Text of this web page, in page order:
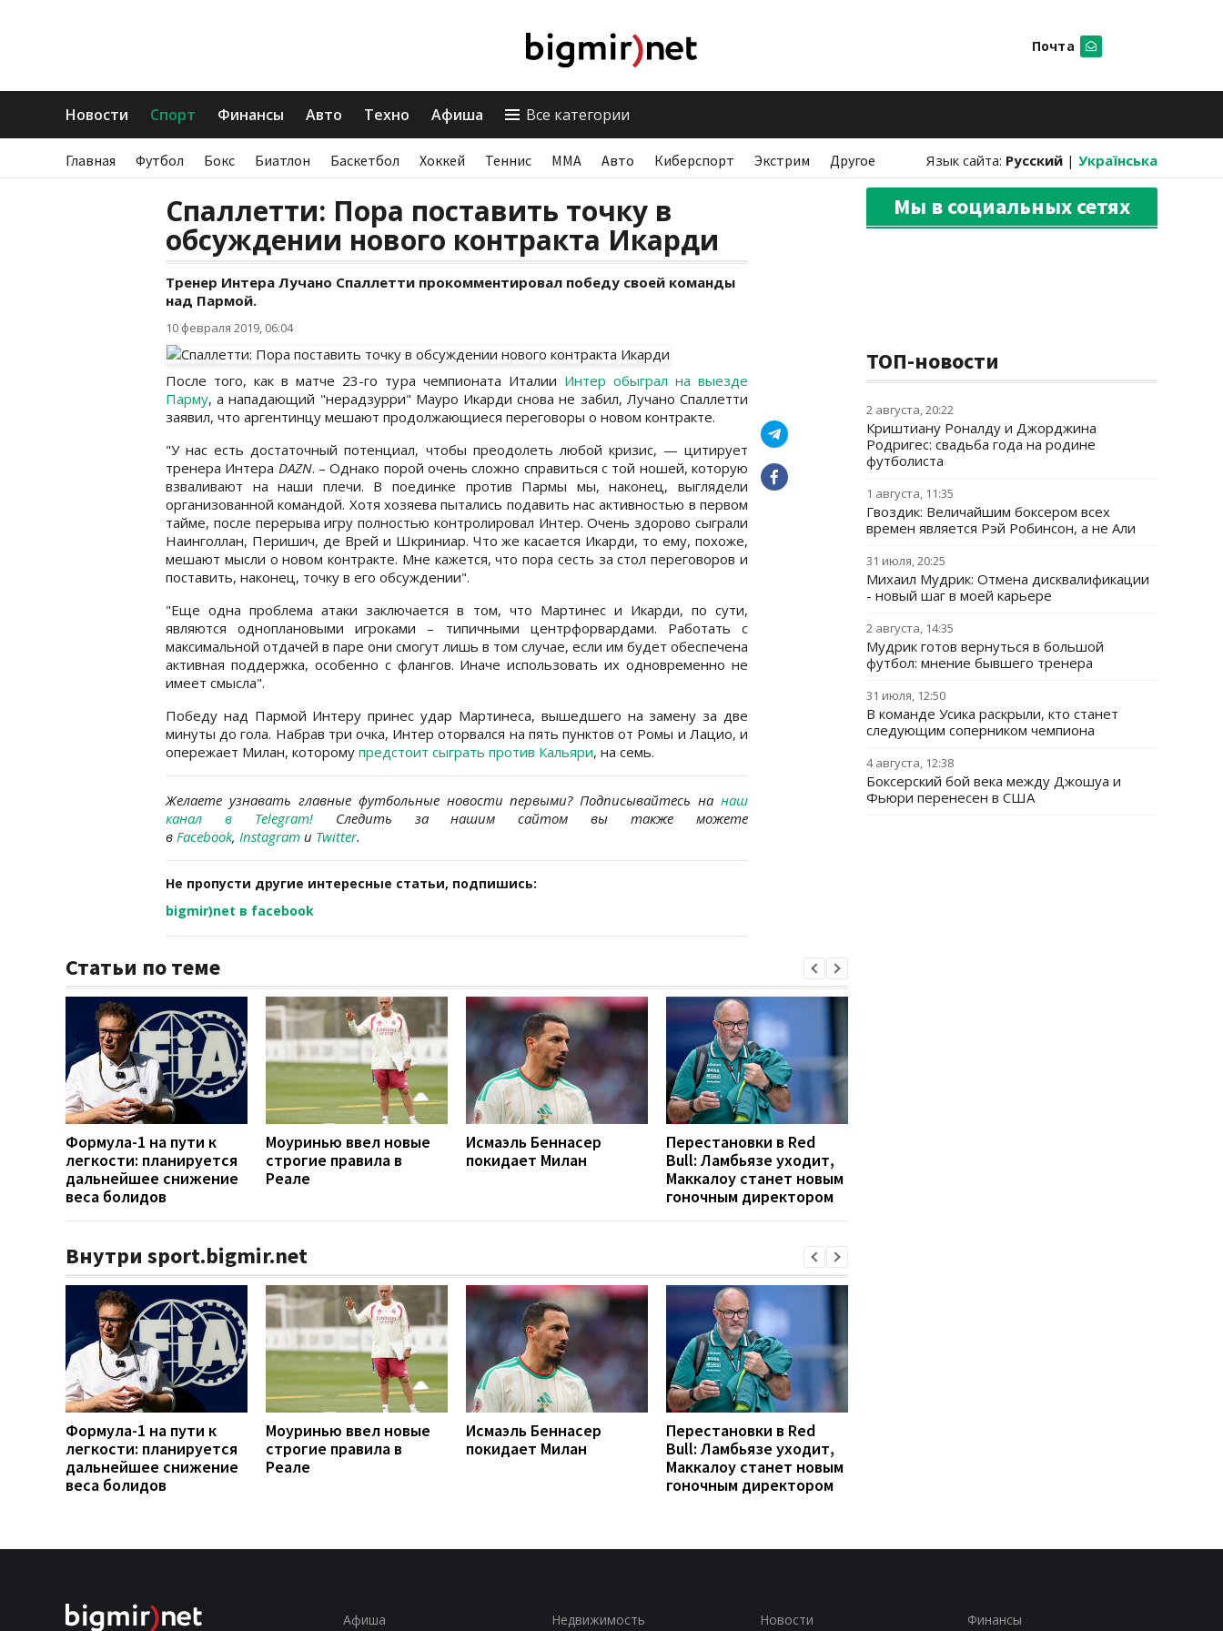
Почта
Новости Спорт Финансы Авто Техно Афиша Все категории
Главная Футбол Бокс Биатлон Баскетбол Хоккей Теннис ММА Авто Киберспорт Экстрим Другое Язык сайта: Русский | Українська
Спаллетти: Пора поставить точку в
обсуждении нового контракта Икарди
Тренер Интера Лучано Спаллетти прокомментировал победу своей команды
над Пармой.
10 февраля 2019, 06:04
После того, как в матче 23-го тура чемпионата Италии Интер обыграл на выезде
Парму, а нападающий "нерадзурри" Мауро Икарди снова не забил, Лучано Спаллетти
заявил, что аргентинцу мешают продолжающиеся переговоры о новом контракте.
"У нас есть достаточный потенциал, чтобы преодолеть любой кризис, — цитирует
тренера Интера DAZN. – Однако порой очень сложно справиться с той ношей, которую
взваливают на наши плечи. В поединке против Пармы мы, наконец, выглядели
организованной командой. Хотя хозяева пытались подавить нас активностью в первом
тайме, после перерыва игру полностью контролировал Интер. Очень здорово сыграли
Наинголлан, Перишич, де Врей и Шкриниар. Что же касается Икарди, то ему, похоже,
мешают мысли о новом контракте. Мне кажется, что пора сесть за стол переговоров и
поставить, наконец, точку в его обсуждении".
"Еще одна проблема атаки заключается в том, что Мартинес и Икарди, по сути,
являются одноплановыми игроками – типичными центрфорвардами. Работать с
максимальной отдачей в паре они смогут лишь в том случае, если им будет обеспечена
активная поддержка, особенно с флангов. Иначе использовать их одновременно не
имеет смысла".
Победу над Пармой Интеру принес удар Мартинеса, вышедшего на замену за две
минуты до гола. Набрав три очка, Интер оторвался на пять пунктов от Ромы и Лацио, и
опережает Милан, которому предстоит сыграть против Кальяри, на семь.
Желаете узнавать главные футбольные новости первыми? Подписывайтесь на наш
канал вTelegram!
Следить за нашим сайтом вы также можете
в Facebook, Instagram и Twitter.
Не пропусти другие интересные статьи, подпишись:
bigmir)net в facebook
Статьи по теме
Формула-1 на пути к
легкости: планируется
дальнейшее снижение
веса болидов
Моуринью ввел новые
строгие правила в
Реале
Исмаэль Беннасер
покидает Милан
Перестановки в Red
Bull: Ламбьязе уходит,
Маккалоу станет новым
гоночным директором
Внутри sport.bigmir.net
Формула-1 на пути к
легкости: планируется
дальнейшее снижение
веса болидов
Моуринью ввел новые
строгие правила в
Реале
Исмаэль Беннасер
покидает Милан
Перестановки в Red
Bull: Ламбьязе уходит,
Маккалоу станет новым
гоночным директором
Мы в социальных сетях
ТОП-новости
2 августа, 20:22
Криштиану Роналду и Джорджина
Родригес: свадьба года на родине
футболиста
1 августа, 11:35
Гвоздик: Величайшим боксером всех
времен является Рэй Робинсон, а не Али
31 июля, 20:25
Михаил Мудрик: Отмена дисквалификации
- новый шаг в моей карьере
2 августа, 14:35
Мудрик готов вернуться в большой
футбол: мнение бывшего тренера
31 июля, 12:50
В команде Усика раскрыли, кто станет
следующим соперником чемпиона
4 августа, 12:38
Боксерский бой века между Джошуа и
Фьюри перенесен в США
Афиша Недвижимость Новости Финансы